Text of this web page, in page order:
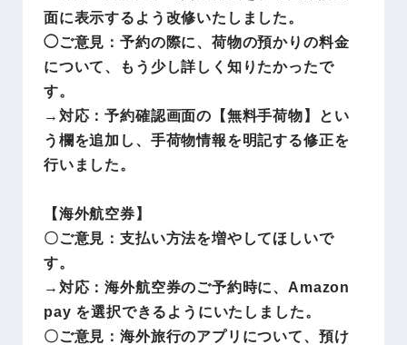
面に表示するよう改修いたしました。
◯ご意見：予約の際に、荷物の預かりの料金
について、もう少し詳しく知りたかったで
す。
→対応：予約確認画面の【無料手荷物】とい
う欄を追加し、手荷物情報を明記する修正を
行いました。
【海外航空券】
〇ご意見：支払い方法を増やしてほしいで
す。
→対応：海外航空券のご予約時に、Amazon
pay を選択できるようにいたしました。
〇ご意見：海外旅行のアプリについて、預け